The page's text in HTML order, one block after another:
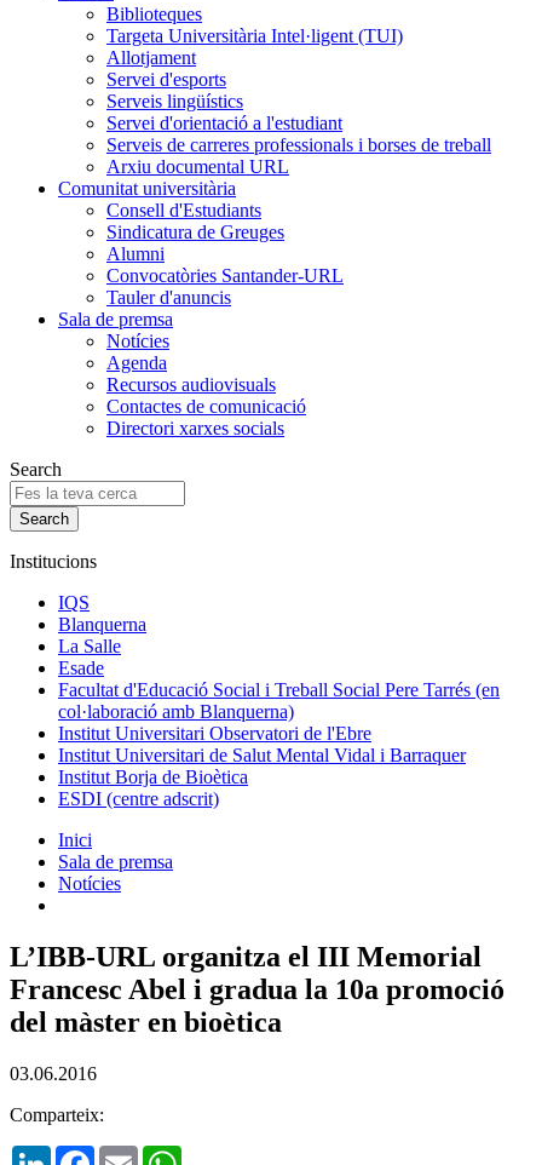
Biblioteques
Targeta Universitària Intel·ligent (TUI)
Allotjament
Servei d'esports
Serveis lingüístics
Servei d'orientació a l'estudiant
Serveis de carreres professionals i borses de treball
Arxiu documental URL
Comunitat universitària
Consell d'Estudiants
Sindicatura de Greuges
Alumni
Convocatòries Santander-URL
Tauler d'anuncis
Sala de premsa
Notícies
Agenda
Recursos audiovisuals
Contactes de comunicació
Directori xarxes socials
Search
Institucions
IQS
Blanquerna
La Salle
Esade
Facultat d'Educació Social i Treball Social Pere Tarrés (en
col·laboració amb Blanquerna)
Institut Universitari Observatori de l'Ebre
Institut Universitari de Salut Mental Vidal i Barraquer
Institut Borja de Bioètica
ESDI (centre adscrit)
Inici
Sala de premsa
Notícies
L’IBB-URL organitza el III Memorial
Francesc Abel i gradua la 10a promoció
del màster en bioètica
03.06.2016
Comparteix:
LinkedInFacebook
Email